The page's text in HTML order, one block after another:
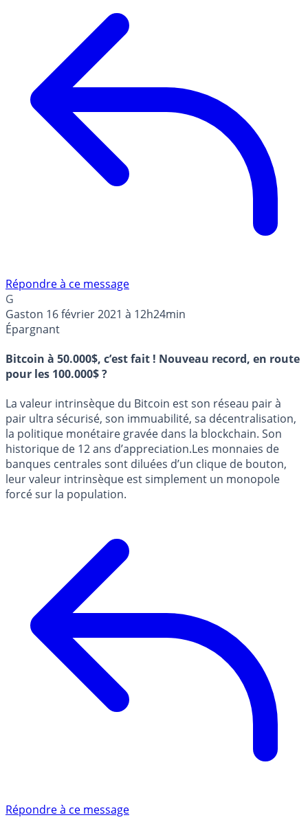
Répondre à ce message
G
Gaston 16 février 2021 à 12h24min
Épargnant
Bitcoin à 50.000$, c’est fait ! Nouveau record, en route
pour les 100.000$ ?
La valeur intrinsèque du Bitcoin est son réseau pair à
pair ultra sécurisé, son immuabilité, sa décentralisation,
la politique monétaire gravée dans la blockchain. Son
historique de 12 ans d’appreciation.Les monnaies de
banques centrales sont diluées d’un clique de bouton,
leur valeur intrinsèque est simplement un monopole
forcé sur la population.
Répondre à ce message